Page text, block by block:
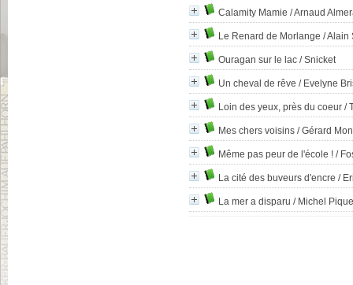
Calamity Mamie / Arnaud
Le Renard de Morlange / Alain
Ouragan sur le lac / Snicket
Un cheval de rêve / Evelyne
Loin des yeux, près du coeur /
Mes chers voisins / Gérard
Même pas peur de l'école ! /
La cité des buveurs d'encre /
La mer a disparu / Michel